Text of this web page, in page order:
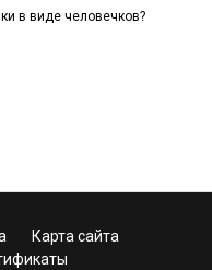
в виде человечков?
Карта сайта